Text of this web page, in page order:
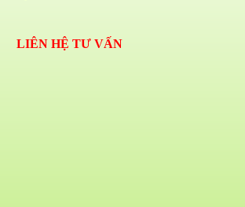
LIÊN HỆ TƯ VẤN